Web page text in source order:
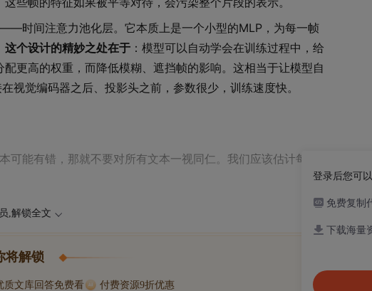
时间注意力池化层。它本质上是一个小型的MLP，为每一帧
这个设计的精妙之处在于 ：模型可以自动学会在训练过程中，给
更高的权重，而降低模糊、遮挡帧的影响。这相当于让模型自
视觉编码器之后、投影头之前，参数很少，训练速度快。
能有错，那就不要对所有文本一视同仁。我们应该估计每个
,解锁全文
将解锁
质文库回答免费看 付费资源9折优惠
登录后您可
免费复制
下载海量